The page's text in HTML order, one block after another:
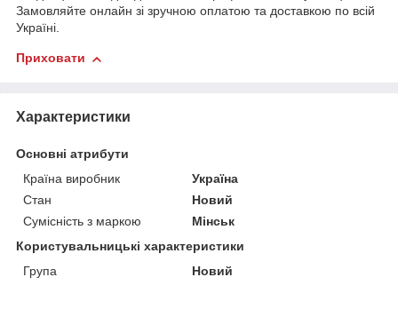
Замовляйте онлайн зі зручною оплатою та доставкою по всій
Україні.
Приховати
Характеристики
Основні атрибути
Країна виробник
Україна
Стан
Новий
Сумісність з маркою
Мінськ
Користувальницькі характеристики
Група
Новий